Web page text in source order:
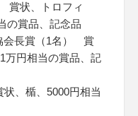
賞状、トロフィ
の賞品、記念品
会長賞（1名） 賞
万円相当の賞品、記
、楯、5000円相当